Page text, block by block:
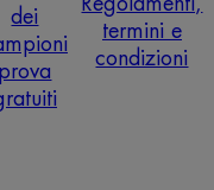
dei
prova
termini e
condizioni